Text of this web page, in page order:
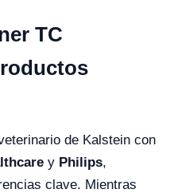
TC
de Kalstein con
y Philips,
clave. Mientras